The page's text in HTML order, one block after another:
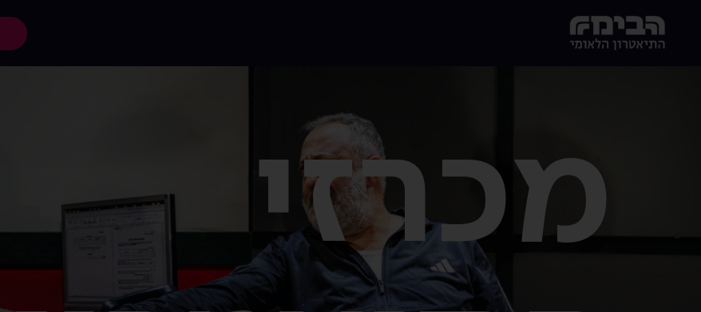
הבימה - התיאטרון הלאומי של ישראל
מכרזי